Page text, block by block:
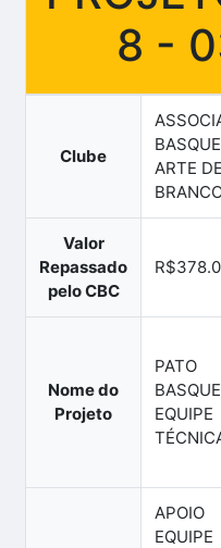
8 -
Clube
ARTE
Valor
Repassado
pelo CBC
Nome do
Projeto
PATO
EQUIPE
APOIO